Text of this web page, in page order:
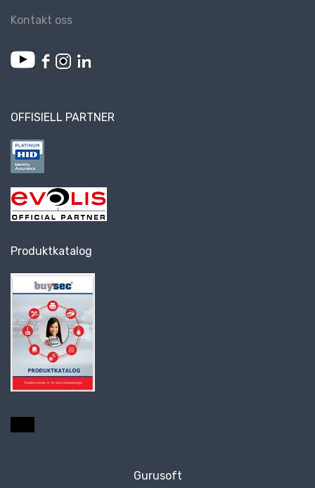
Kontakt oss
OFFISIELL PARTNER
Produktkatalog
Gurusoft